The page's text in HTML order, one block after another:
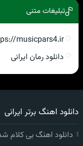
تبلیغات متنی
musicpars4.ir/
دانلود رمان ایرانی
دانلود اهنگ برتر ایرانی
دانلود اهنگ بی